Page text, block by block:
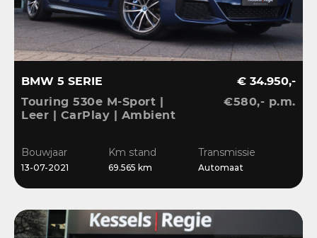
BMW 5 SERIE
Touring 530e M-Sport |
Leer | CarPlay | Ambient
€ 34.950,-
€580,- p.m.
Bouwjaar
13-07-2021
Km stand
69.565 km
Transmissie
Automaat